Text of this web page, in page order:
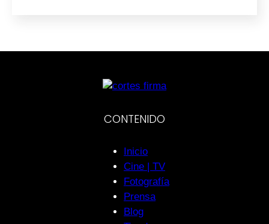
CONTENIDO
Inicio
Cine | TV
Fotografía
Prensa
Blog